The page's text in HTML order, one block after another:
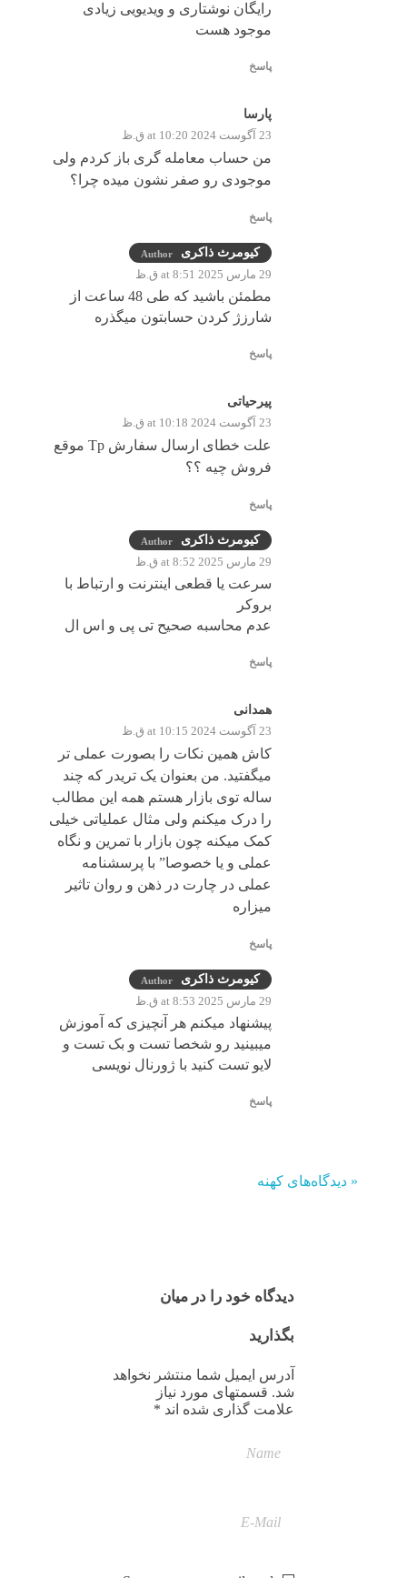
رایگان نوشتاری و ویدیویی زیادی
موجود هست
پاسخ
پارسا
23 آگوست 2024 at 10:20 ق.ظ
من حساب معامله گری باز کردم ولی
موجودی رو صفر نشون میده چرا؟
پاسخ
کیومرث ذاکری Author
29 مارس 2025 at 8:51 ق.ظ
مطمئن باشید که طی 48 ساعت از
شارزژ کردن حسابتون میگذره
پاسخ
پیرحیاتی
23 آگوست 2024 at 10:18 ق.ظ
علت خطای ارسال سفارش Tp موقع
فروش چیه ؟؟
پاسخ
کیومرث ذاکری Author
29 مارس 2025 at 8:52 ق.ظ
سرعت یا قطعی اینترنت و ارتباط با
بروکر
عدم محاسبه صحیح تی پی و اس ال
پاسخ
همدانی
23 آگوست 2024 at 10:15 ق.ظ
کاش همین نکات را بصورت عملی تر
میگفتید. من بعنوان یک تریدر که چند
ساله توی بازار هستم همه این مطالب
را درک میکنم ولی مثال عملیاتی خیلی
کمک میکنه چون بازار با تمرین و نگاه
عملی و یا خصوصا” با پرسشنامه
عملی در چارت در ذهن و روان تاثیر
میزاره
پاسخ
کیومرث ذاکری Author
29 مارس 2025 at 8:53 ق.ظ
پیشنهاد میکنم هر آنچیزی که آموزش
میبینید رو شخصا تست و بک تست و
لایو تست کنید با ژورنال نویسی
پاسخ
« دیدگاه‌های کهنه
دیدگاه خود را در میان
بگذارید
آدرس ایمیل شما منتشر نخواهد
شد. قسمتهای مورد نیاز
علامت گذاری شده اند *